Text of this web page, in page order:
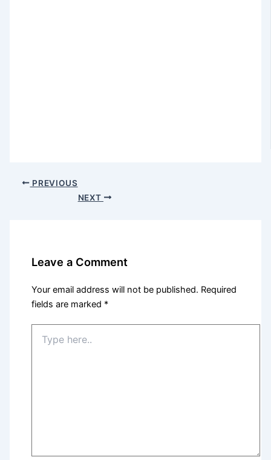
PREVIOUS
NEXT
Leave a Comment
Your email address will not be published. Required
fields are marked *
here..